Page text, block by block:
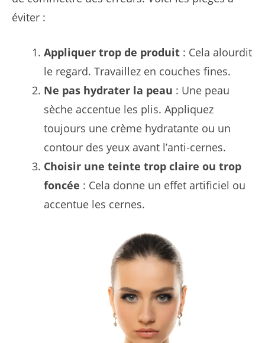
éviter :
Appliquer trop de produit : Cela alourdit
le regard. Travaillez en couches fines.
Ne pas hydrater la peau : Une peau
sèche accentue les plis. Appliquez
toujours une crème hydratante ou un
contour des yeux avant l’anti-cernes.
Choisir une teinte trop claire ou trop
foncée : Cela donne un effet artificiel ou
accentue les cernes.